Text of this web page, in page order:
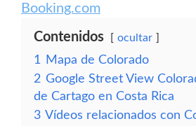
Booking.com
Contenidos ocultar
1
Mapa de Colorado
2 Google Street View
de Cartago en Costa Rica
3 Vídeos relacionados con